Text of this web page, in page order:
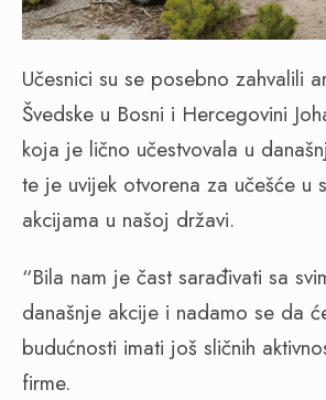
Učesnici su se posebno zahvalili
Švedske u Bosni i Hercegovini
koja je lično učestvovala u
te je uvijek otvorena za učešće u
akcijama u našoj državi.
“Bila nam je čast sarađivati sa
današnje akcije i nadamo se da
budućnosti imati još sličnih
firme.